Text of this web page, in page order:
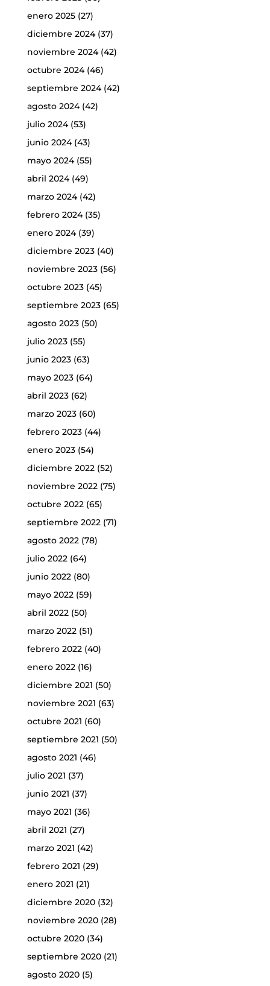
enero 2025(27)
diciembre 2024(37)
noviembre 2024(42)
octubre 2024(46)
septiembre 2024(42)
agosto 2024(42)
julio 2024(53)
junio 2024(43)
mayo 2024(55)
abril 2024(49)
marzo 2024(42)
febrero 2024(35)
enero 2024(39)
diciembre 2023(40)
noviembre 2023(56)
octubre 2023(45)
septiembre 2023(65)
agosto 2023(50)
julio 2023(55)
junio 2023(63)
mayo 2023(64)
abril 2023(62)
marzo 2023(60)
febrero 2023(44)
enero 2023(54)
diciembre 2022(52)
noviembre 2022(75)
octubre 2022(65)
septiembre 2022(71)
agosto 2022(78)
julio 2022(64)
junio 2022(80)
mayo 2022(59)
abril 2022(50)
marzo 2022(51)
febrero 2022(40)
enero 2022(16)
diciembre 2021 (50)
noviembre 2021 (63)
octubre 2021 (60)
septiembre 2021 (50)
agosto 2021 (46)
julio 2021 (37)
junio 2021 (37)
mayo 2021 (36)
abril 2021 (27)
marzo 2021 (42)
febrero 2021 (29)
enero 2021 (21)
diciembre 2020(32)
noviembre 2020(28)
octubre 2020(34)
septiembre 2020(21)
agosto 2020(5)